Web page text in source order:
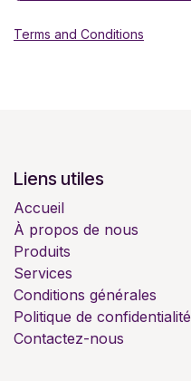
Terms and Conditions
Liens utiles
Accueil
À propos de nous
Produits
Services
Conditions générales
Politique de confidentialité
Contactez-nous